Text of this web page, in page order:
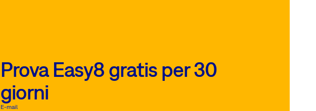
Prova Easy8 gratis per 30
giorni
E-mail